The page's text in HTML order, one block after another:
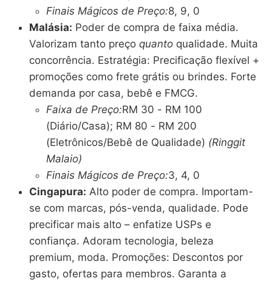
Finais Mágicos de Preço:8, 9, 0
Malásia: Poder de compra de faixa média.
Valorizam tanto preço quanto qualidade. Muita
concorrência. Estratégia: Precificação flexível +
promoções como frete grátis ou brindes. Forte
demanda por casa, bebê e FMCG.
Faixa de Preço:RM 30 - RM 100
(Diário/Casa); RM 80 - RM 200
(Eletrônicos/Bebê de Qualidade) (Ringgit
Malaio)
Finais Mágicos de Preço:3, 4, 0
Cingapura: Alto poder de compra. Importam-
se com marcas, pós-venda, qualidade. Pode
precificar mais alto – enfatize USPs e
confiança. Adoram tecnologia, beleza
premium, moda. Promoções: Descontos por
gasto, ofertas para membros. Garanta a